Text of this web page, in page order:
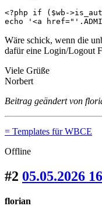
<?php if ($wb-
echo '<a
Wäre schick, wenn die
dafür eine Login/Logout
Viele Grüße
Norbert
Beitrag geändert von
= Templates für WBCE
Offline
#2 05.05.2026
florian